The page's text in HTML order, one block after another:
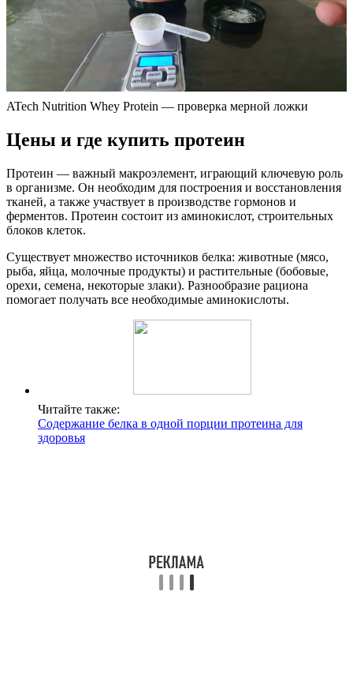
ATech Nutrition Whey Protein — проверка мерной ложки
Цены и где купить протеин
Протеин — важный макроэлемент, играющий ключевую роль
в организме. Он необходим для построения и восстановления
тканей, а также участвует в производстве гормонов и
ферментов. Протеин состоит из аминокислот, строительных
блоков клеток.
Существует множество источников белка: животные (мясо,
рыба, яйца, молочные продукты) и растительные (бобовые,
орехи, семена, некоторые злаки). Разнообразие рациона
помогает получать все необходимые аминокислоты.
Читайте также:
Содержание белка в одной порции протеина для
здоровья